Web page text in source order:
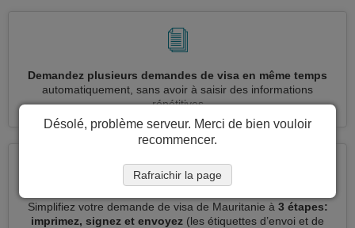
Demandez plusieurs demandes de visa en même temps
automatiquement, sans avoir à saisir des informations
répétitives
Simplifiez votre demande de visa de Mauritanie à 3 étapes:
imprimez, signez et envoyez (les étiquettes d’envoi et de
Désolé, problème serveur. Merci de bien vouloir
recommencer.
Rafraichir la page